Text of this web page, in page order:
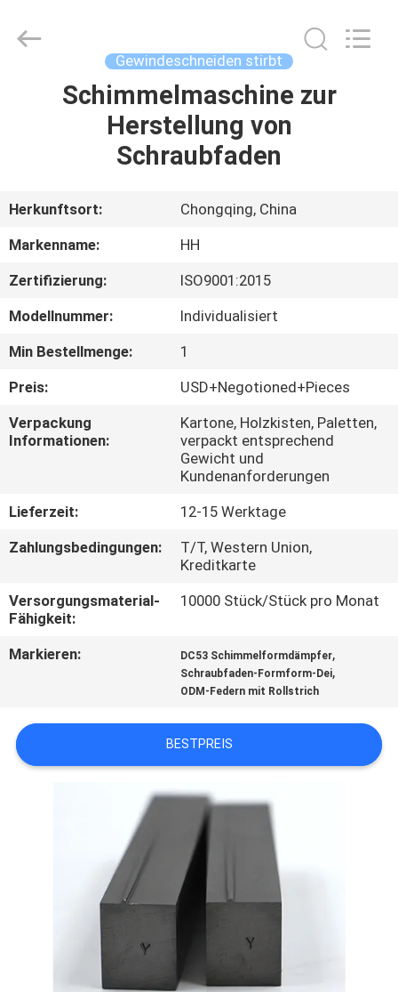
HAUS
PRODUKTE
VIDEOS
UNS
FABRIK-
AUSFLUG
QUALITÄTSKONTROLLE
SIE
MIT
IN
VERBINDUNG
FORDERN
DATENSCHUTZRICHTLINIE
Limited.
Gewindeschneiden stirbt
Schimmelmaschine zur
Herstellung von
Schraubfaden
Herkunftsort:
Chongqing, China
Markenname:
HH
Zertifizierung:
ISO9001:2015
Modellnummer:
Individualisiert
Min Bestellmenge:
1
Preis:
USD+Negotioned+Pieces
Verpackung
Informationen:
Kartone, Holzkisten, Paletten,
verpackt entsprechend
Gewicht und
Kundenanforderungen
Lieferzeit:
12-15 Werktage
Zahlungsbedingungen:
T/T, Western Union,
Kreditkarte
Versorgungsmaterial-
Fähigkeit:
10000 Stück/Stück pro Monat
Markieren: DC53 Schimmelformdämpfer,
Schraubfaden-Formform-Dei,
ODM-Federn mit Rollstrich
BESTPREIS